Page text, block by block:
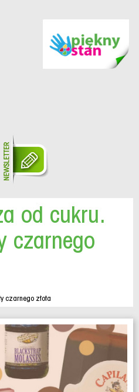
od cukru.
czarnego
czarnego złota